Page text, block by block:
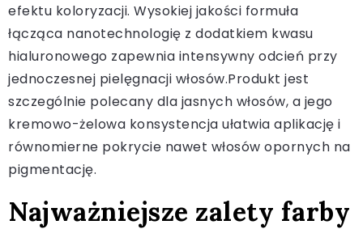
efektu koloryzacji. Wysokiej jakości formuła
łącząca nanotechnologię z dodatkiem kwasu
hialuronowego zapewnia intensywny odcień przy
jednoczesnej pielęgnacji włosów.Produkt jest
szczególnie polecany dla jasnych włosów, a jego
kremowo-żelowa konsystencja ułatwia aplikację i
równomierne pokrycie nawet włosów opornych na
pigmentację.
Najważniejsze zalety farby